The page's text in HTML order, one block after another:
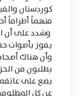
كوردستان
متهماً أطرافاً
وشدد على أن
يفوز بأصوات
وأن هناك
يطلبون من
يضع على
عن كل